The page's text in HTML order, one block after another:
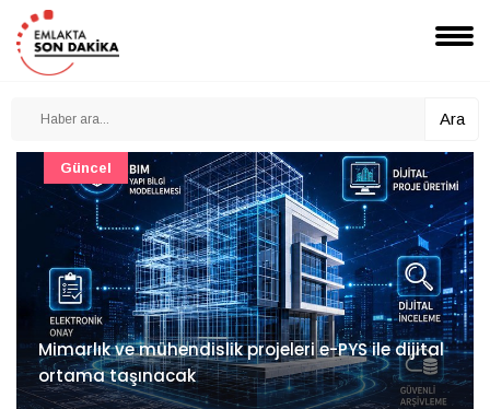
Ara
Mimarlık ve mühendislik projeleri e-PYS ile dijital
ortama taşınacak
Güncel